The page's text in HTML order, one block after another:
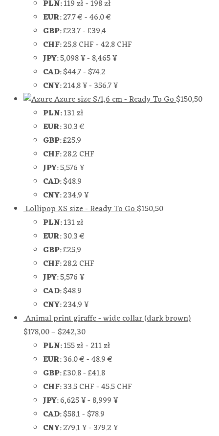
PLN:119 zł-198 zł
EUR:27.7 €-46.0 €
GBP:£23.7-£39.4
CHF:25.8 CHF-42.8 CHF
JPY:5,098 ¥- 8,465 ¥
CAD:$44.7- $74.2
CNY:214.8 ¥- 356.7 ¥
Azure size S/1,6 cm - Ready To Go$150,50
PLN:131 zł
EUR:30.3 €
GBP:£25.9
CHF:28.2 CHF
JPY:5,576 ¥
CAD:$48.9
CNY:234.9 ¥
Lollipop XS size - Ready To Go$150,50
PLN:131 zł
EUR:30.3 €
GBP:£25.9
CHF:28.2 CHF
JPY:5,576 ¥
CAD:$48.9
CNY:234.9 ¥
Animal print giraffe - wide collar (dark brown)
$178,00– $242,30
PLN:155 zł- 211 zł
EUR:36.0 €-48.9 €
GBP:£30.8-£41.8
CHF:33.5 CHF-45.5 CHF
JPY:6,625 ¥- 8,999 ¥
CAD:$58.1- $78.9
CNY:279.1 ¥- 379.2 ¥